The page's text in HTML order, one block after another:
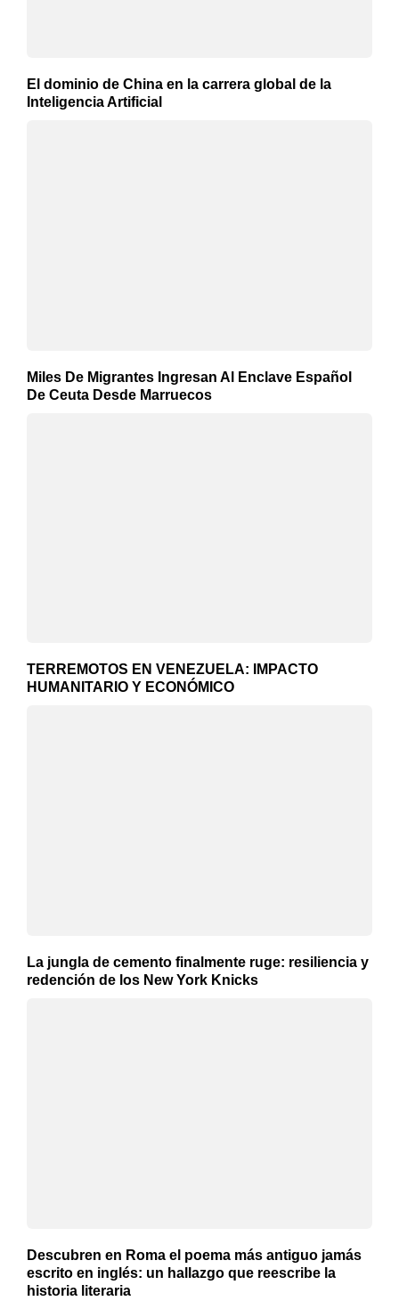
El dominio de China en la carrera global de la
Inteligencia Artificial
Miles De Migrantes Ingresan Al Enclave Español
De Ceuta Desde Marruecos
TERREMOTOS EN VENEZUELA: IMPACTO
HUMANITARIO Y ECONÓMICO
La jungla de cemento finalmente ruge: resiliencia y
redención de los New York Knicks
Descubren en Roma el poema más antiguo jamás
escrito en inglés: un hallazgo que reescribe la
historia literaria